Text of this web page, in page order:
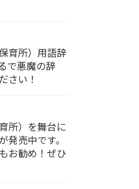
育所）用語辞
で悪魔の辞
さい！
所）を舞台に
発売中です。
お勧め！ぜひ